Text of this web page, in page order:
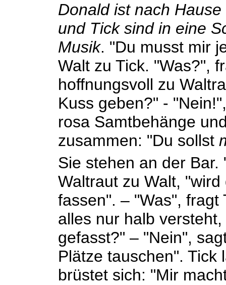
Donald ist nach
und Tick sind in eine
Musik. "Du musst mir
Walt zu Tick. "Was?",
hoffnungsvoll zu
Kuss geben?" -
rosa Samtbehänge
zusammen: "Du sollst
Sie stehen an der
Waltraut zu Walt,
fassen". – "Was",
alles nur halb
gefasst?" – "Nein",
Plätze tauschen". Tick
brüstet sich: "Mir